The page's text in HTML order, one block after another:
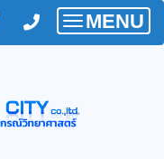
Toggle
MENU